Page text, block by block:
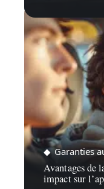
Garanties
Avantages de
impact sur